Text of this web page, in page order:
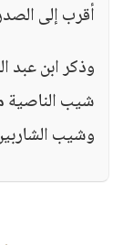
أقرب إلى
وذكر ابن عبد
شيب الناصية
وشيب